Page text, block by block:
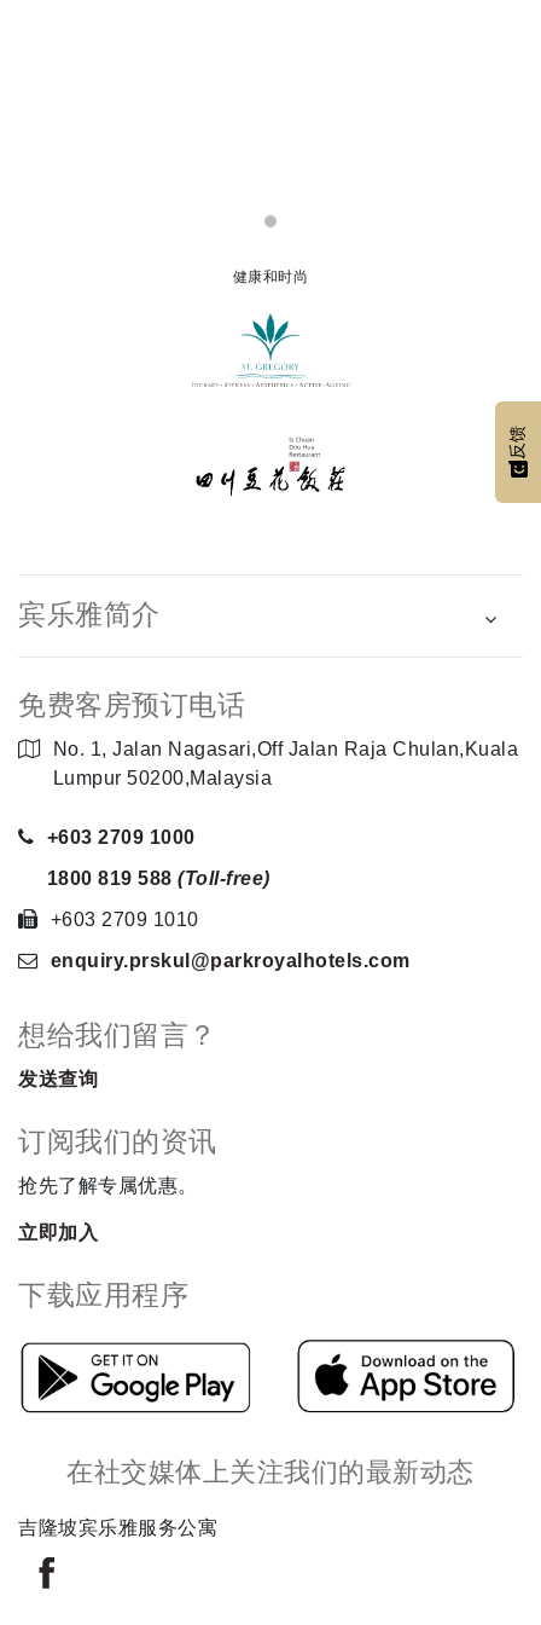
健康和时尚
宾乐雅简介
免费客房预订电话
No. 1, Jalan Nagasari,Off Jalan Raja Chulan,Kuala
Lumpur 50200,Malaysia
+603 2709 1000
1800 819 588 (Toll-free)
+603 2709 1010
enquiry.prskul @parkroyalhotels.com
想给我们留言？
发送查询
订阅我们的资讯
抢先了解专属优惠。
立即加入
下载应用程序
在社交媒体上关注我们的最新动态
吉隆坡宾乐雅服务公寓
反馈